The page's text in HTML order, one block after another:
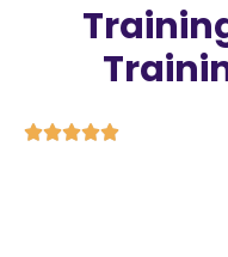
